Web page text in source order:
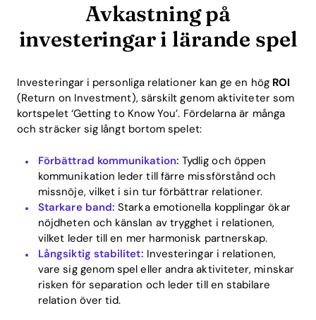
Avkastning på
investeringar i lärande spel
Investeringar i personliga relationer kan ge en hög ROI
(Return on Investment), särskilt genom aktiviteter som
kortspelet ‘Getting to Know You’. Fördelarna är många
och sträcker sig långt bortom spelet:
Förbättrad kommunikation: Tydlig och öppen
kommunikation leder till färre missförstånd och
missnöje, vilket i sin tur förbättrar relationer.
Starkare band: Starka emotionella kopplingar ökar
nöjdheten och känslan av trygghet i relationen,
vilket leder till en mer harmonisk partnerskap.
Långsiktig stabilitet: Investeringar i relationen,
vare sig genom spel eller andra aktiviteter, minskar
risken för separation och leder till en stabilare
relation över tid.